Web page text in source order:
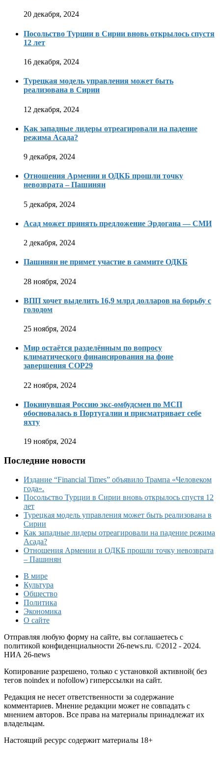
20 декабря, 2024
Посольство Турции в Сирии вновь открылось спустя
12 лет
16 декабря, 2024
Турецкая модель управления может быть
реализована в Сирии
12 декабря, 2024
Как западные лидеры отреагировали на падение
режима Асада?
9 декабря, 2024
Отношения Армении и ОДКБ прошли точку
невозврата – Пашинян
5 декабря, 2024
Асад может принять предложение Эрдогана — СМИ
2 декабря, 2024
Пашинян не примет участие в саммите ОДКБ
28 ноября, 2024
ВПП хочет выделить 16,9 млрд долларов на борьбу с
голодом
25 ноября, 2024
Мир остаётся разделённым по вопросу
климатического финансирования на фоне
завершения COP29
22 ноября, 2024
Покинувшая Россию экс-омбудсмен по МСП
обосновалась в Португалии и присматривает себе
яхту
19 ноября, 2024
Последние новости
Издание “Financial Times” объявило Трампа «Человеком
года».
Посольство Турции в Сирии вновь открылось спустя 12
лет
Турецкая модель управления может быть реализована в
Сирии
Как западные лидеры отреагировали на падение режима
Асада?
Отношения Армении и ОДКБ прошли точку невозврата
– Пашинян
В мире
Культура
Общество
Политика
Экономика
О сайте
Отправляя любую форму на сайте, вы соглашаетесь с
политикой конфиденциальности 26-news.ru. ©2012 - 2024.
НИА 26-news
Копирование разрешено, только с установкой активной( без
тегов noindex и nofollow) гиперссылки на сайт.
Редакция не несет ответственности за содержание
комментариев. Мнение редакции может не совпадать с
мнением авторов. Все права на материалы принадлежат их
владельцам.
Настоящий ресурс содержит материалы 18+